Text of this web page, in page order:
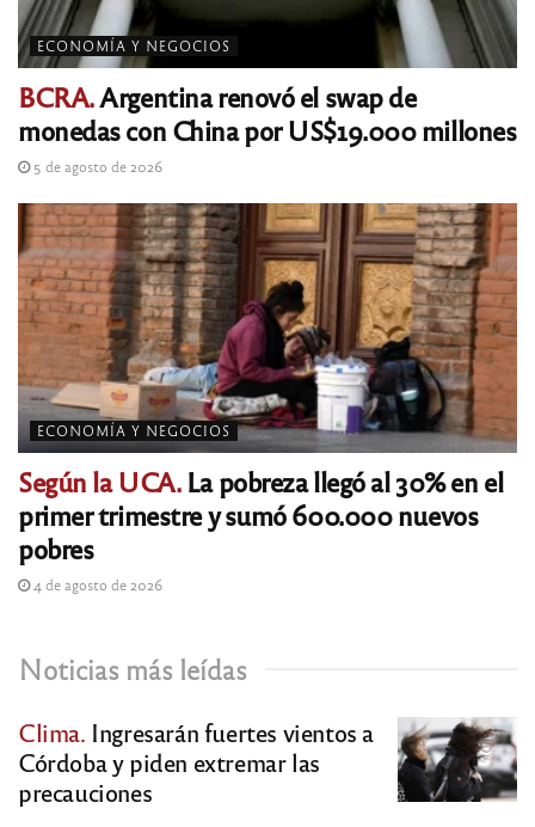
ECONOMÍA Y NEGOCIOS
BCRA.Argentina renovó el swap de
monedas con China por US$19.000 millones
5 de agosto de 2026
ECONOMÍA Y NEGOCIOS
Según la UCA.La pobreza llegó al 30% en el
primer trimestre y sumó 600.000 nuevos
pobres
4 de agosto de 2026
Noticias más leídas
Clima. Ingresarán fuertes vientos a
Córdoba y piden extremar las
precauciones